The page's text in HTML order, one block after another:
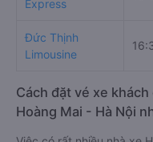
Express
Đức Thịnh
Limousine
Cách đặt vé xe
Hoàng Mai - Hà Nội